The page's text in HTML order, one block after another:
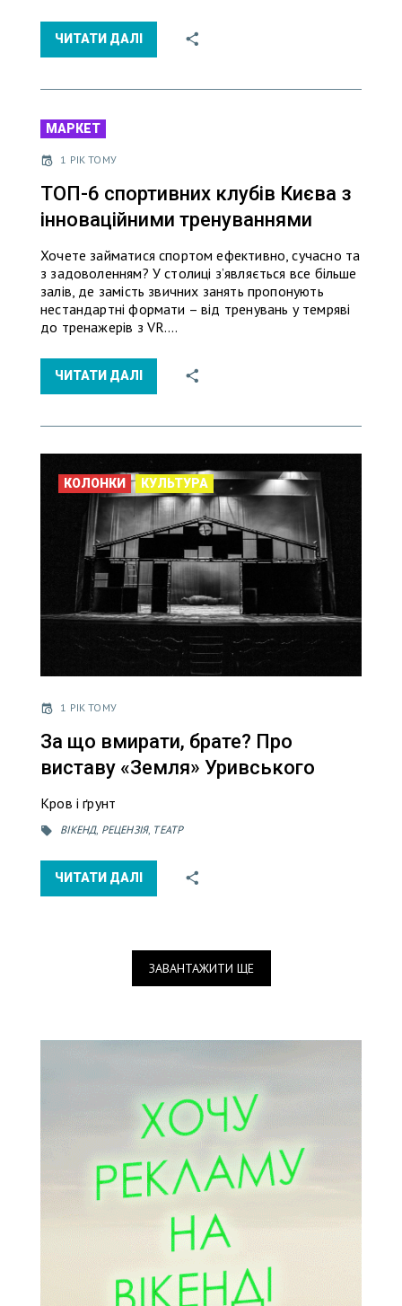
ЧИТАТИ ДАЛІ
МАРКЕТ
1 РІК ТОМУ
ТОП-6 спортивних клубів Києва з
інноваційними тренуваннями
Хочете займатися спортом ефективно, сучасно та
з задоволенням? У столиці з’являється все більше
залів, де замість звичних занять пропонують
нестандартні формати – від тренувань у темряві
до тренажерів з VR.…
ЧИТАТИ ДАЛІ
КОЛОНКИ КУЛЬТУРА
1 РІК ТОМУ
За що вмирати, брате? Про
виставу «Земля» Уривського
Кров і ґрунт
ВІКЕНД, РЕЦЕНЗІЯ, ТЕАТР
ЧИТАТИ ДАЛІ
ЗАВАНТАЖИТИ ЩЕ